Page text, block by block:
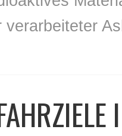
verarbeiteter